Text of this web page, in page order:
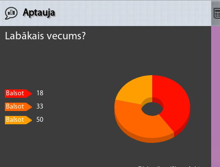
Aptauja
Labākais vecums?
Balsot
18
Balsot
33
Balsot
50